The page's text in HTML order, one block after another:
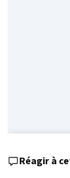
Réagir à